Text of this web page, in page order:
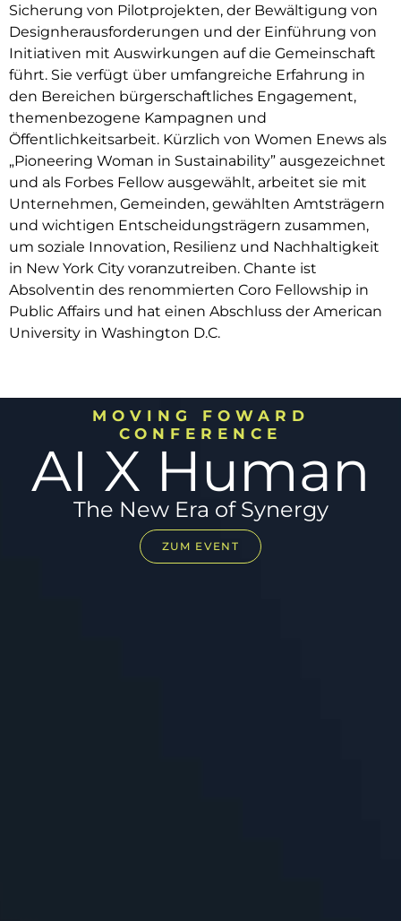
Sicherung von Pilotprojekten, der Bewältigung von
Designherausforderungen und der Einführung von
Initiativen mit Auswirkungen auf die Gemeinschaft
führt. Sie verfügt über umfangreiche Erfahrung in
den Bereichen bürgerschaftliches Engagement,
themenbezogene Kampagnen und
Öffentlichkeitsarbeit. Kürzlich von Women Enews als
„Pioneering Woman in Sustainability” ausgezeichnet
und als Forbes Fellow ausgewählt, arbeitet sie mit
Unternehmen, Gemeinden, gewählten Amtsträgern
und wichtigen Entscheidungsträgern zusammen,
um soziale Innovation, Resilienz und Nachhaltigkeit
in New York City voranzutreiben. Chante ist
Absolventin des renommierten Coro Fellowship in
Public Affairs und hat einen Abschluss der American
University in Washington D.C.
MOVING FOWARD
CONFERENCE
AI X Human
The New Era of Synergy​
ZUM EVENT